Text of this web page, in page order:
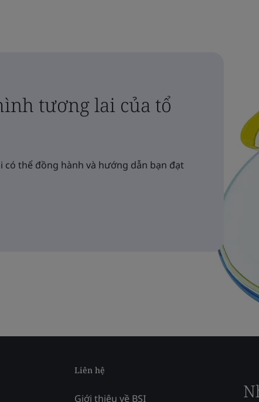
tương lai của tổ
có thể đồng hành và hướng dẫn bạn đạt
Liên hệ
Giới thiệu về BSI